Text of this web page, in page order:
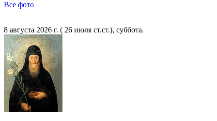
Все фото
8 августа 2026 г. ( 26 июля ст.ст.), суббота.